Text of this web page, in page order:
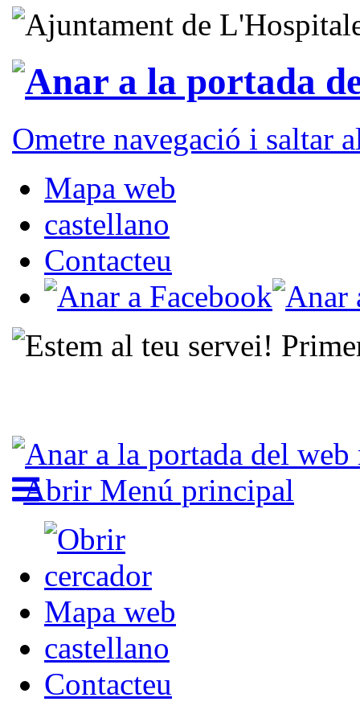
Ometre navegació i saltar
Mapa web
castellano
Contacteu
Abrir Menú principal
Mapa web
castellano
Contacteu